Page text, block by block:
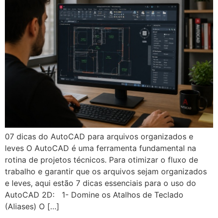
07 dicas do AutoCAD para arquivos organizados e
leves O AutoCAD é uma ferramenta fundamental na
rotina de projetos técnicos. Para otimizar o fluxo de
trabalho e garantir que os arquivos sejam organizados
e leves, aqui estão 7 dicas essenciais para o uso do
AutoCAD 2D: 1- Domine os Atalhos de Teclado
(Aliases) O […]